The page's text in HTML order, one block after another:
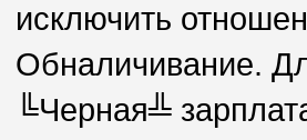
исключить
Обналичивание.
╚Черная╩